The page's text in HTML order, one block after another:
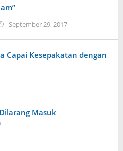
September 29, 2017by
Capai Kesepakatan dengan
Masuk